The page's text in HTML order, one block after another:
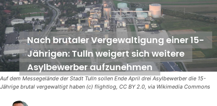
Auf dem Messegelände der Stadt Tulln sollen Ende April drei Asylbewerber die 15-
Jährige brutal vergewaltigt haben (c) flightlog, CC BY 2.0, via Wikimedia Commons
Nach brutaler Vergewaltigung einer 15-
Jährigen: Tulln weigert sich weitere
Asylbewerber aufzunehmen